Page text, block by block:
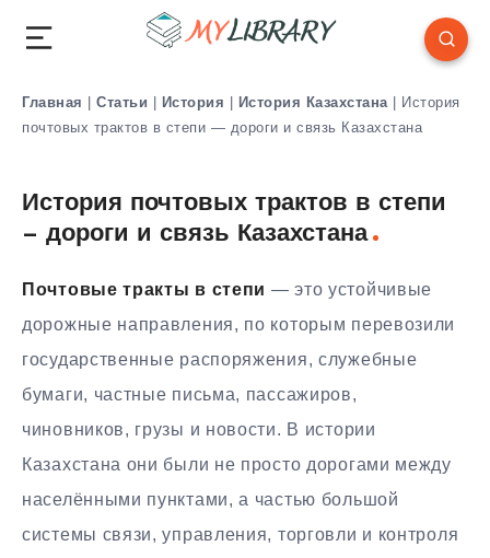
Главная | Статьи | История | История Казахстана | История
почтовых трактов в степи — дороги и связь Казахстана
История почтовых трактов в степи
— дороги и связь Казахстана
Почтовые тракты в степи — это устойчивые
дорожные направления, по которым перевозили
государственные распоряжения, служебные
бумаги, частные письма, пассажиров,
чиновников, грузы и новости. В истории
Казахстана они были не просто дорогами между
населёнными пунктами, а частью большой
системы связи, управления, торговли и контроля